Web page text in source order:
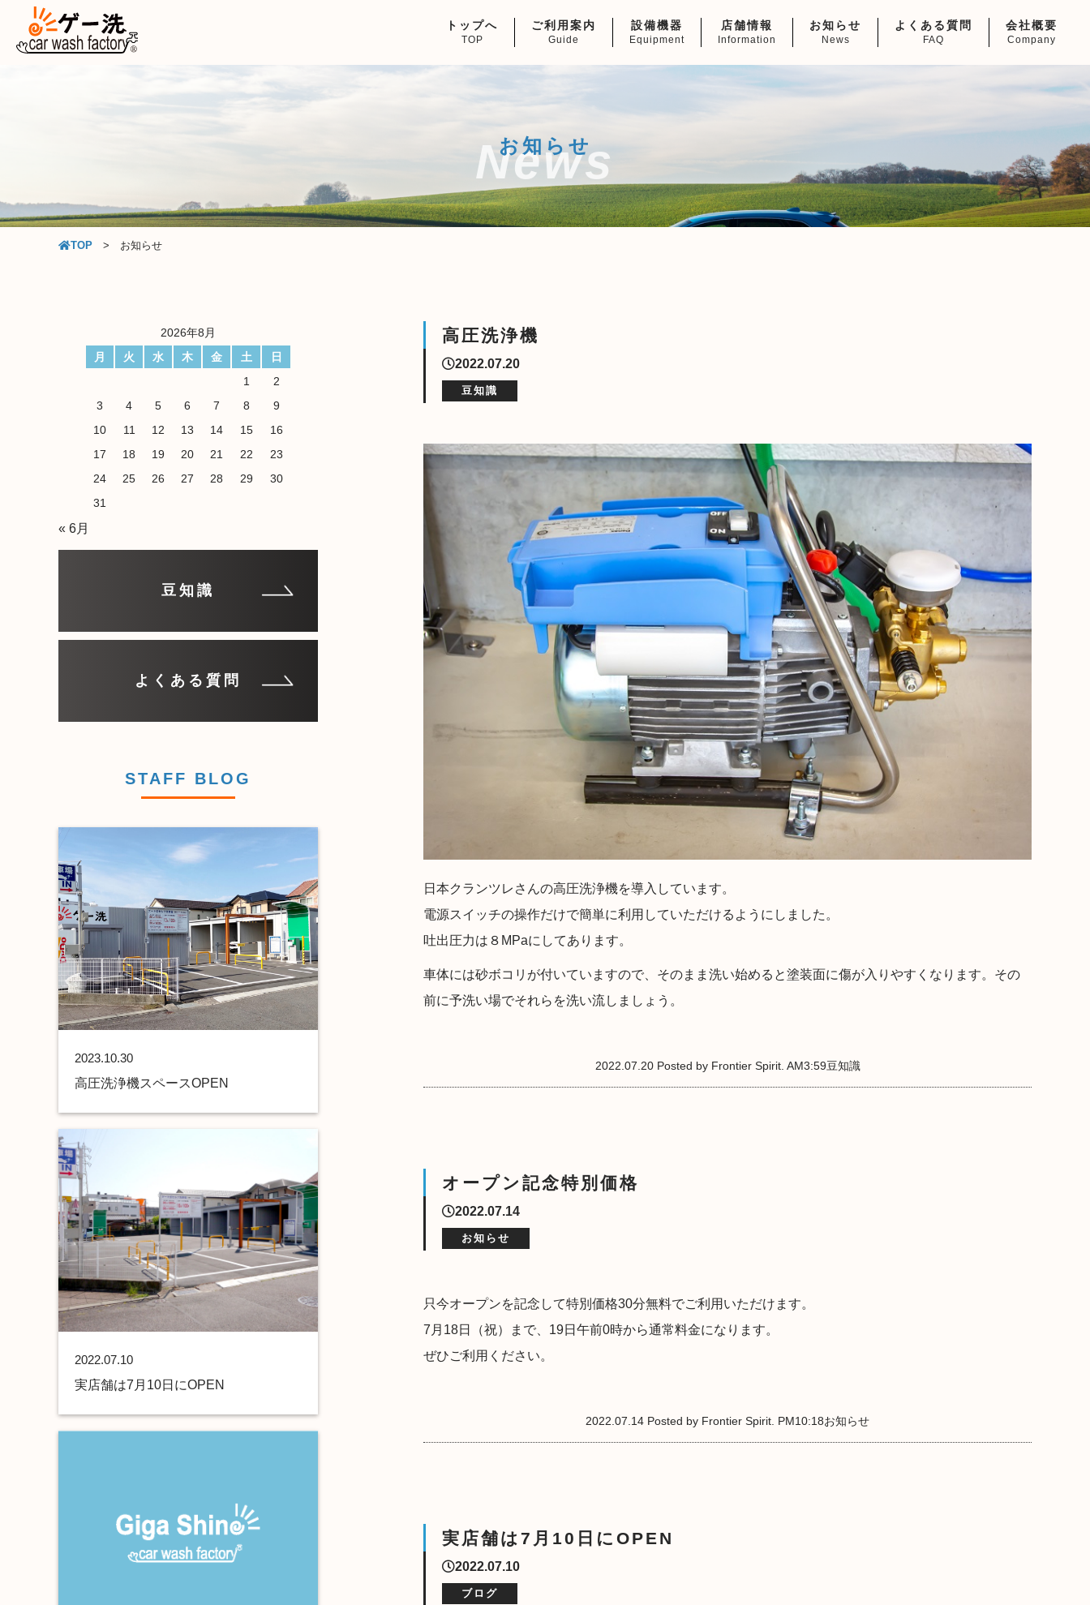
トップへ
TOP
ご利用案内
Guide
設備機器
Equipment
店舗情報
Information
お知らせ
News
よくある質問
FAQ
会社概要
Company
お知らせ
News
TOP お知らせ
2026年8月
月
火 水 木 金 土
日
1
2
3
4 5 6 7 8
9
10
11 12 13 14 15
16
17
18 19 20 21 22
23
24
25 26 27 28 29
30
31
« 6月
豆知識
よくある質問
STAFF BLOG
2023.10.30
高圧洗浄機スペースOPEN
2022.07.10
実店舗は7月10日にOPEN
高圧洗浄機
2022.07.20
豆知識
日本クランツレさんの高圧洗浄機を導入しています。
電源スイッチの操作だけで簡単に利用していただけるようにしました。
吐出圧力は８MPaにしてあります。
車体には砂ボコリが付いていますので、そのまま洗い始めると塗装面に傷が入りやすくなります。その
前に予洗い場でそれらを洗い流しましょう。
2022.07.20 Posted by Frontier Spirit. AM3:59豆知識
オープン記念特別価格
2022.07.14
お知らせ
只今オープンを記念して特別価格30分無料でご利用いただけます。
7月18日（祝）まで、19日午前0時から通常料金になります。
ぜひご利用ください。
2022.07.14 Posted by Frontier Spirit. PM10:18お知らせ
実店舗は7月10日にOPEN
2022.07.10
ブログ